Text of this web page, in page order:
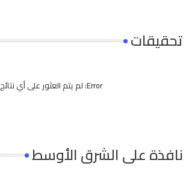
تحقيقات
Error: لم يتم العثور على أي نتائج
نافذة على الشرق الأوسط